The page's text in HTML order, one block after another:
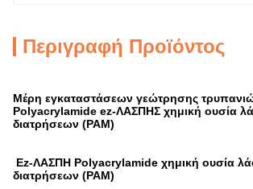
Περιγραφή Προϊόντος
Μέρη εγκαταστάσεων γεώτρησης
Polyacrylamide ez-ΛΑΣΠΗΣ χημική ουσία
διατρήσεων (PAM)
Ez-ΛΑΣΠΗ Polyacrylamide χημική ουσία
διατρήσεων (PAM)